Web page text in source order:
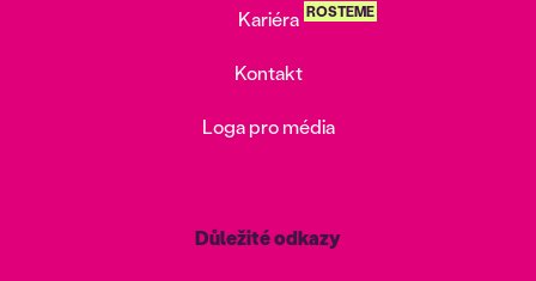
Kariéra ROSTEME
Kontakt
Loga pro média
Důležité odkazy